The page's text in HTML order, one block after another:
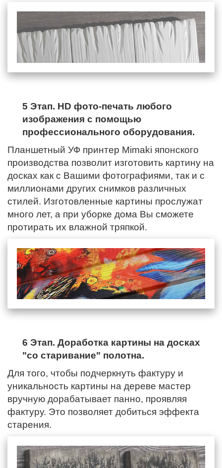
5 Этап. HD фото-печать любого
изображения с помощью
профессионального оборудования.
Планшетный УФ принтер Mimaki японского
производства позволит изготовить картину на
досках как с Вашими фотографиями, так и с
миллионами других снимков различных
стилей. Изготовленные картины прослужат
много лет, а при уборке дома Вы сможете
протирать их влажной тряпкой.
6 Этап. Доработка картины на досках
"со старивание" полотна.
Для того, чтобы подчеркнуть фактуру и
уникальность картины на дереве мастер
вручную дорабатывает панно, проявляя
фактуру. Это позволяет добиться эффекта
старения.